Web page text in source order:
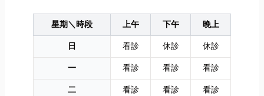
星期＼時段 上午 下午
晚上
日
看診 休診
休診
一
看診 看診
看診
二
看診 看診
看診